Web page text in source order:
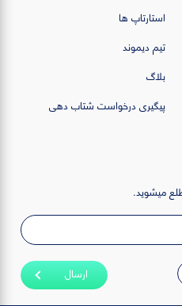
استارتاپ ها
تیم دیموند
بلاگ
پیگیری درخواست شتاب دهی
میشوید.
ارسال